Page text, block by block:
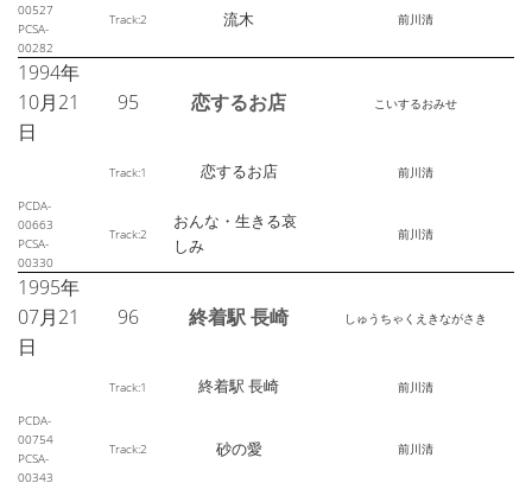
00527
PCSA-
00282
Track:2 流木 前川清
1994年
10月21
日
95 恋するお店 こいするおみせ
Track:1 恋するお店 前川清
PCDA-
00663
PCSA-
00330
Track:2
おんな・生きる哀
しみ
前川清
1995年
07月21
日
96 終着駅 長崎 しゅうちゃくえきながさき
Track:1 終着駅 長崎 前川清
PCDA-
00754
PCSA-
00343
Track:2 砂の愛 前川清